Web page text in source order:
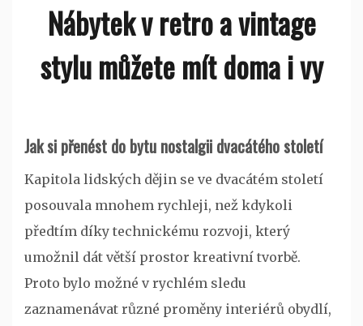
Nábytek v retro a vintage
stylu můžete mít doma i vy
Jak si přenést do bytu nostalgii dvacátého století
Kapitola lidských dějin se ve dvacátém století
posouvala mnohem rychleji, než kdykoli
předtím díky technickému rozvoji, který
umožnil dát větší prostor kreativní tvorbě.
Proto bylo možné v rychlém sledu
zaznamenávat různé proměny interiérů obydlí,